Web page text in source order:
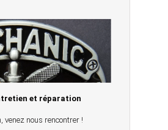
et réparation
venez nous rencontrer !